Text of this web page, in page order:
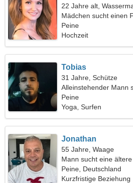
22 Jahre alt,
Mädchen sucht einen
Peine
Hochzeit
Tobias
31 Jahre, Schütze
Alleinstehender Mann
Peine
Yoga, Surfen
Jonathan
55 Jahre, Waage
Mann sucht eine
Peine, Deutschland
Kurzfristige Beziehung